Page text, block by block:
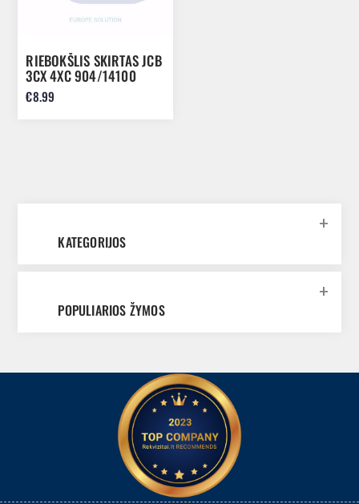
RIEBOKŠLIS SKIRTAS JCB
3CX 4XC 904/14100
€8.99
KATEGORIJOS
POPULIARIOS ŽYMOS